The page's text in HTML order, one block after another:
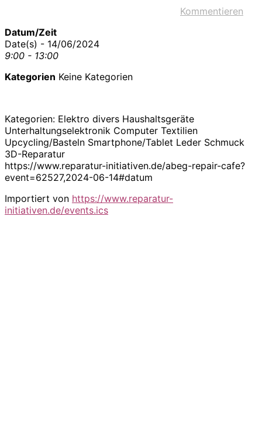
Kommentieren
Datum/Zeit
Date(s) - 14/06/2024
9:00 - 13:00
Kategorien Keine Kategorien
Kategorien: Elektro divers Haushaltsgeräte
Unterhaltungselektronik Computer Textilien
Upcycling/Basteln Smartphone/Tablet Leder Schmuck
3D-Reparatur
https://www.reparatur-initiativen.de/abeg-repair-cafe?
event=62527,2024-06-14#datum
Importiert von https://www.reparatur-
initiativen.de/events.ics